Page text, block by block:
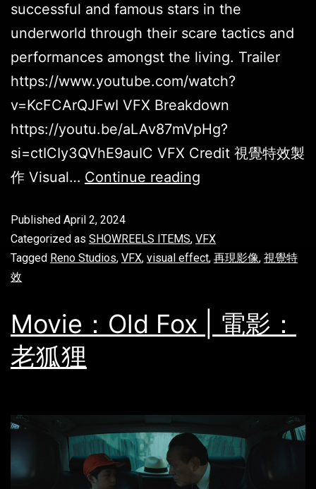
successful and famous stars in the
underworld through their scare tactics and
performances amongst the living. Trailer
https://www.youtube.com/watch?
v=KcFCArQJFwI VFX Breakdown
https://youtu.be/aLAv87mVpHg?
si=ctICIy3QVhE9auIC VFX Credit 視覺特效製
作 Visual… Continue reading
Published April 2, 2024
Categorized as SHOWREELS ITEMS, VFX
Tagged Reno Studios, VFX, visual effect, 再現影像, 視覺特
效
Movie：Old Fox | 電影：
老狐狸